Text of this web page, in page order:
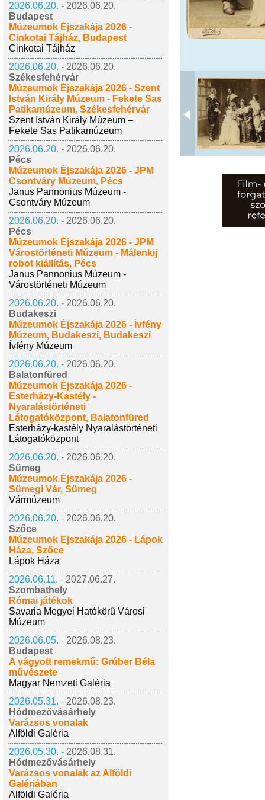
2026.06.20. - 2026.06.20.
Budapest
Múzeumok Éjszakája 2026 -
Cinkotai Tájház, Budapest
Cinkotai Tájház
2026.06.20. - 2026.06.20.
Székesfehérvár
Múzeumok Éjszakája 2026 - Szent
István Király Múzeum - Fekete Sas
Patikamúzeum, Székesfehérvár
Szent István Király Múzeum –
Fekete Sas Patikamúzeum
2026.06.20. - 2026.06.20.
Pécs
Múzeumok Éjszakája 2026 - JPM
Csontváry Múzeum, Pécs
Janus Pannonius Múzeum -
Csontváry Múzeum
2026.06.20. - 2026.06.20.
Pécs
Múzeumok Éjszakája 2026 - JPM
Várostörténeti Múzeum - Málenkij
robot kiállítás, Pécs
Janus Pannonius Múzeum -
Várostörténeti Múzeum
2026.06.20. - 2026.06.20.
Budakeszi
Múzeumok Éjszakája 2026 - Ívfény
Múzeum, Budakeszi, Budakeszi
Ívfény Múzeum
2026.06.20. - 2026.06.20.
Balatonfüred
Múzeumok Éjszakája 2026 -
Esterházy-Kastély -
Nyaralástörténeti
Látogatóközpont, Balatonfüred
Esterházy-kastély Nyaralástörténeti
Látogatóközpont
2026.06.20. - 2026.06.20.
Sümeg
Múzeumok Éjszakája 2026 -
Sümegi Vár, Sümeg
Vármúzeum
2026.06.20. - 2026.06.20.
Szőce
Múzeumok Éjszakája 2026 - Lápok
Háza, Szőce
Lápok Háza
2026.06.11. - 2027.06.27.
Szombathely
Római játékok
Savaria Megyei Hatókörű Városi
Múzeum
2026.06.05. - 2026.08.23.
Budapest
A vágyott remekmű: Grúber Béla
művészete
Magyar Nemzeti Galéria
2026.05.31. - 2026.08.23.
Hódmezővásárhely
Varázsos vonalak
Alföldi Galéria
2026.05.30. - 2026.08.31.
Hódmezővásárhely
Varázsos vonalak az Alföldi
Galériában
Alföldi Galéria